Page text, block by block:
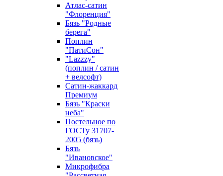
Атлас-сатин
"Флоренция"
Бязь "Родные
берега"
Поплин
"ПатиСон"
"Lazzzy"
(поплин / сатин
+ велсофт)
Сатин-жаккард
Премиум
Бязь "Краски
неба"
Постельное по
ГОСТу 31707-
2005 (бязь)
Бязь
"Ивановское"
Микрофибра